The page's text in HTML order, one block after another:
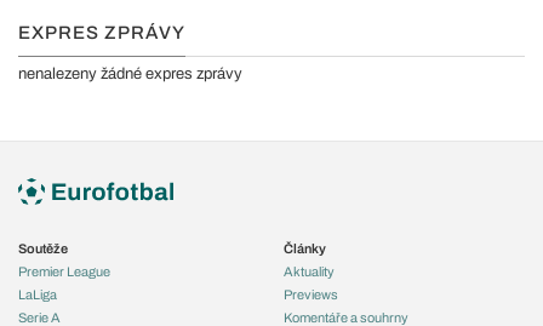
EXPRES ZPRÁVY
nenalezeny žádné expres zprávy
Soutěže
Premier League
LaLiga
Serie A
Články
Aktuality
Previews
Komentáře a souhrny